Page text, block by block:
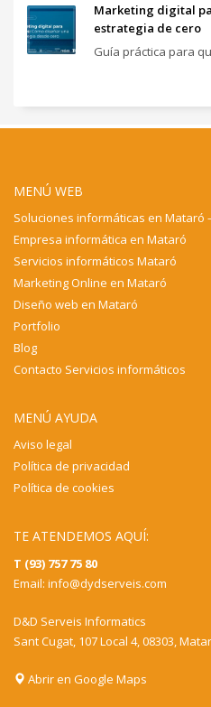
Marketing digital
estrategia de cero
Guía práctica para
MENÚ WEB
Soluciones informáticas en Mataró
Empresa informática en Mataró
Servicios informáticos Mataró
Marketing Online en Mataró
Diseño web en Mataró
Portfolio
Blog
Contacto Servicios informáticos
MENÚ AYUDA
Aviso legal
Política de privacidad
Política de cookies
TE ATENDEMOS AQUÍ:
T (93) 757 75 80
Email: info@dydserveis.com
D&D Serveis Informatics
Sant Cugat, 107 Local 4, 08303,
Abrir en Google Maps